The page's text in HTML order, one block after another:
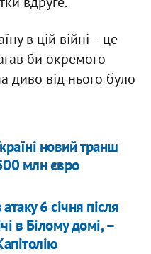
в цій війні – це
би окремого
диво від нього було
новий транш
млн євро
6 січня після
в Білому домі, –